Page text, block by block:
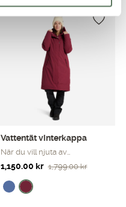
Vattentät vinterkappa
När du vill njuta av…
1,799.00kr
Det
ursprungliga
priset
1,150.00 kr
Det
nuvarande
priset